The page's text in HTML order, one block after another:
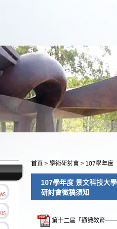
首頁 > 學術研討會 > 107學年度
107學年度 景文科技大
研討會徵稿須知
第十二屆「通識教育——